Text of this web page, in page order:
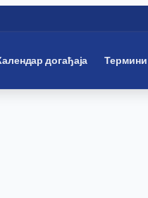
догађаја Термини